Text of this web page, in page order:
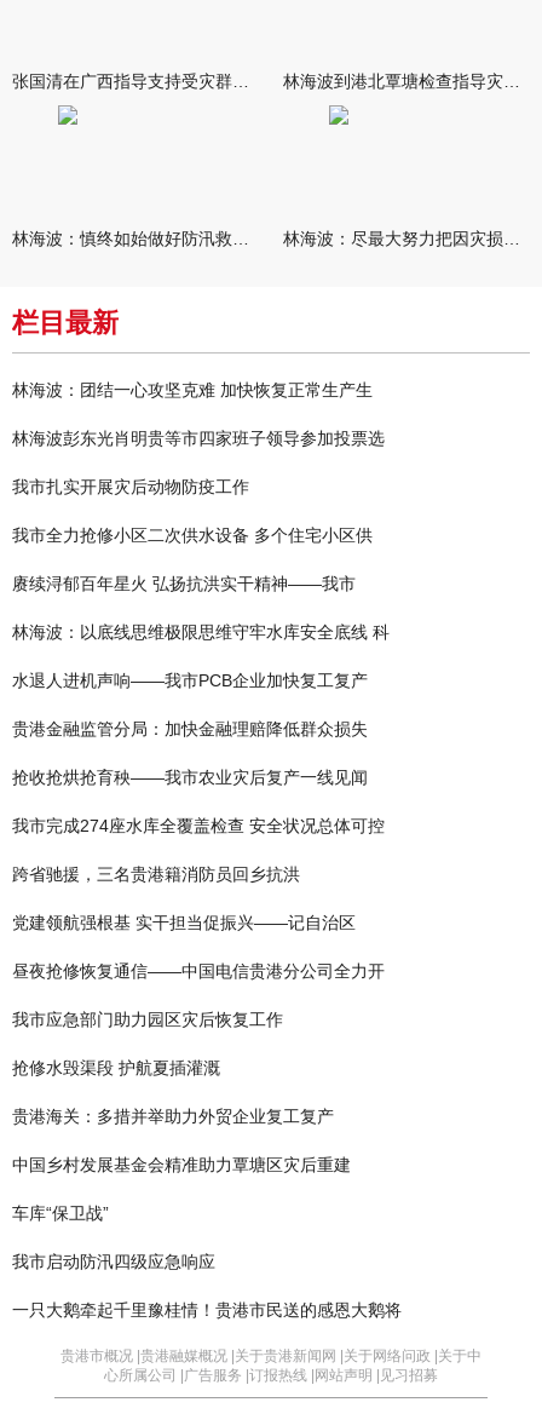
栏目最新
林海波：团结一心攻坚克难 加快恢复正常生产生
林海波彭东光肖明贵等市四家班子领导参加投票选
我市扎实开展灾后动物防疫工作
我市全力抢修小区二次供水设备 多个住宅小区供
赓续浔郁百年星火 弘扬抗洪实干精神——我市
林海波：以底线思维极限思维守牢水库安全底线 科
水退人进机声响——我市PCB企业加快复工复产
贵港金融监管分局：加快金融理赔降低群众损失
抢收抢烘抢育秧——我市农业灾后复产一线见闻
我市完成274座水库全覆盖检查 安全状况总体可控
跨省驰援，三名贵港籍消防员回乡抗洪
党建领航强根基 实干担当促振兴——记自治区
昼夜抢修恢复通信——中国电信贵港分公司全力开
我市应急部门助力园区灾后恢复工作
抢修水毁渠段 护航夏插灌溉
贵港海关：多措并举助力外贸企业复工复产
中国乡村发展基金会精准助力覃塘区灾后重建
车库“保卫战”
我市启动防汛四级应急响应
一只大鹅牵起千里豫桂情！贵港市民送的感恩大鹅将
贵港市概况 | 贵港融媒概况 | 关于贵港新闻网 | 关于网络问政 | 关于中
心所属公司 | 广告服务 | 订报热线 | 网站声明 | 见习招募